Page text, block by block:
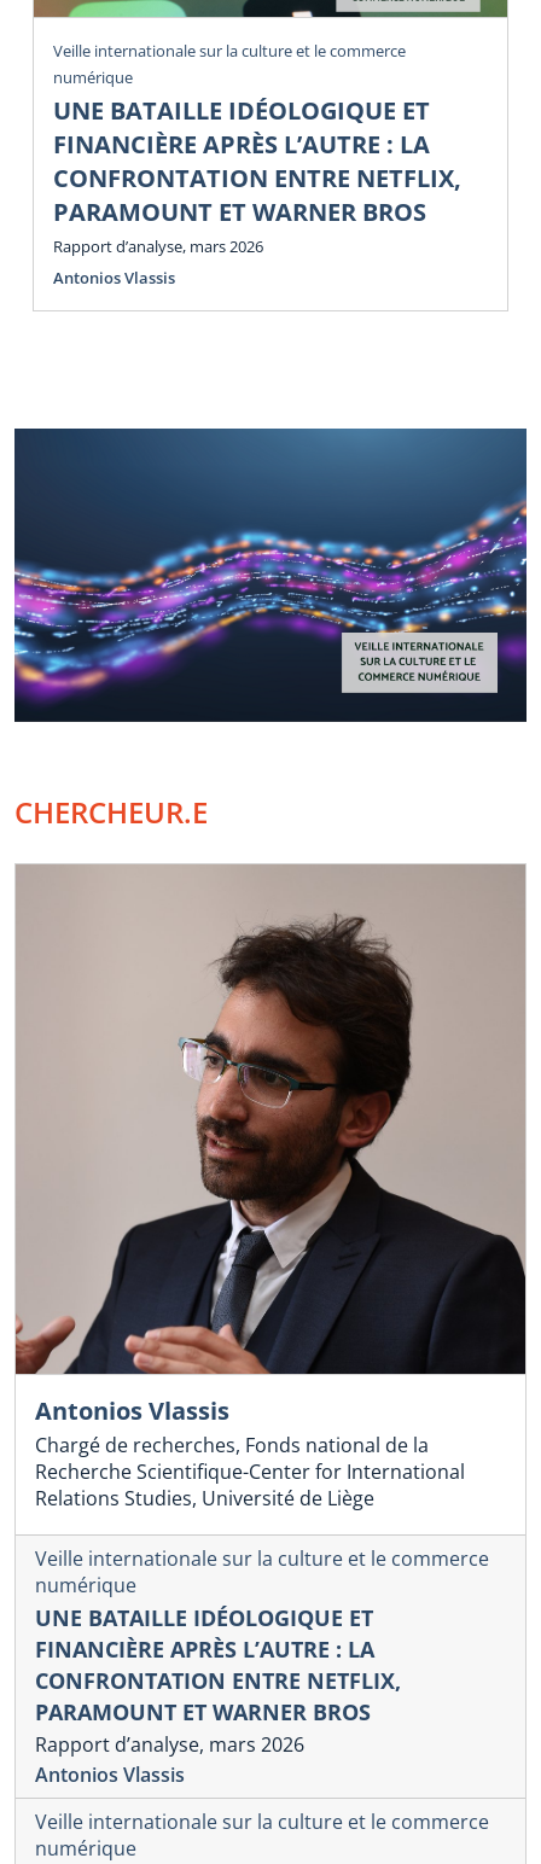
Veille internationale sur la culture et le commerce
numérique
UNE BATAILLE IDÉOLOGIQUE ET
FINANCIÈRE APRÈS L’AUTRE : LA
CONFRONTATION ENTRE NETFLIX,
PARAMOUNT ET WARNER BROS
Rapport d’analyse, mars 2026
Antonios Vlassis
CHERCHEUR.E
Antonios Vlassis
Chargé de recherches, Fonds national de la
Recherche Scientifique-Center for International
Relations Studies, Université de Liège
Veille internationale sur la culture et le commerce
numérique
UNE BATAILLE IDÉOLOGIQUE ET
FINANCIÈRE APRÈS L’AUTRE : LA
CONFRONTATION ENTRE NETFLIX,
PARAMOUNT ET WARNER BROS
Rapport d’analyse, mars 2026
Antonios Vlassis
Veille internationale sur la culture et le commerce
numérique